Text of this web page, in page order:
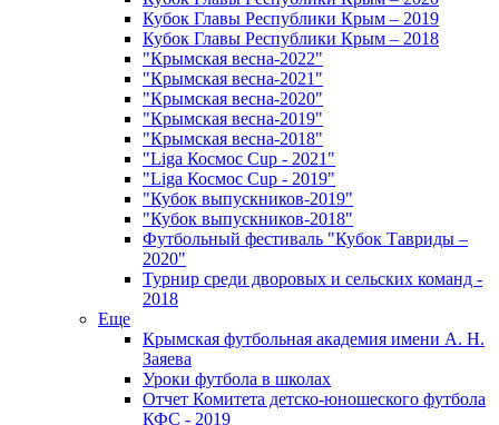
Кубок Главы Республики Крым – 2019
Кубок Главы Республики Крым – 2018
"Крымская весна-2022"
"Крымская весна-2021"
"Крымская весна-2020"
"Крымская весна-2019"
"Крымская весна-2018"
"Liga Космос Cup - 2021"
"Liga Космос Cup - 2019"
"Кубок выпускников-2019"
"Кубок выпускников-2018"
Футбольный фестиваль "Кубок Тавриды –
2020"
Турнир среди дворовых и сельских команд -
2018
Еще
Крымская футбольная академия имени А. Н.
Заяева
Уроки футбола в школах
Отчет Комитета детско-юношеского футбола
КФС - 2019